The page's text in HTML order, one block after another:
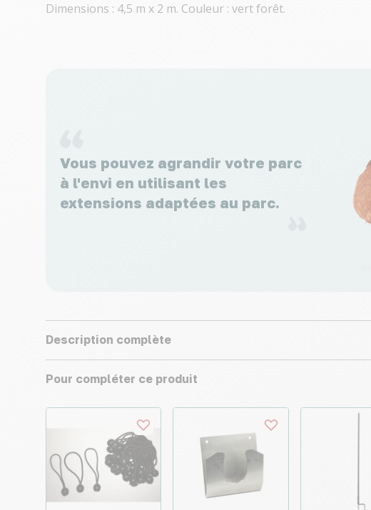
Dimensions : 4,5 m x 2 m. Couleur : vert forêt.
Vous pouvez agrandir votre parc
à l'envi en utilisant les
extensions adaptées au parc.
Description complète
Pour compléter ce produit